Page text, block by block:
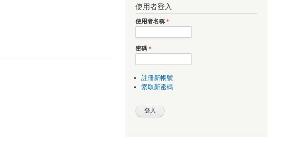
使用者登入
使用者名稱*
密碼*
註冊新帳號
索取新密碼